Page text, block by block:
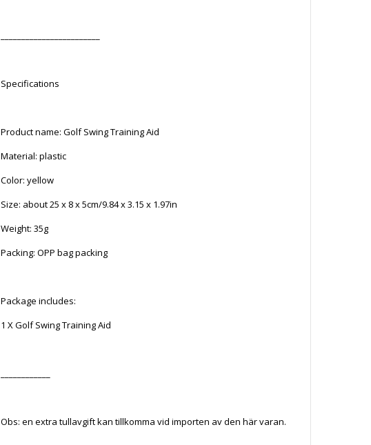
Specifications
Product name: Golf Swing Training Aid
Material: plastic
Color: yellow
Size: about 25 x 8 x 5cm/9.84 x 3.15 x 1.97in
Weight: 35g
Packing: OPP bag packing
Package includes:
1 X Golf Swing Training Aid
Obs: en extra tullavgift kan tillkomma vid importen av den här varan.